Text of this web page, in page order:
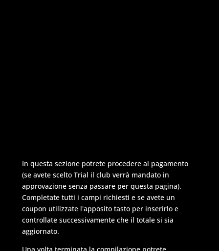
In questa sezione potrete procedere al pagamento
(se avete scelto Trial il club verrà mandato in
approvazione senza passare per questa pagina).
Completate tutti i campi richiesti e se avete un
coupon utilizzate l'apposito tasto per inserirlo e
controllate successivamente che il totale si sia
aggiornato.